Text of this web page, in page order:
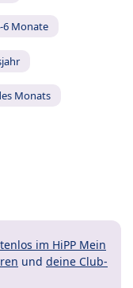
6 Monate
Monats
im HiPP Mein
und deine Club-